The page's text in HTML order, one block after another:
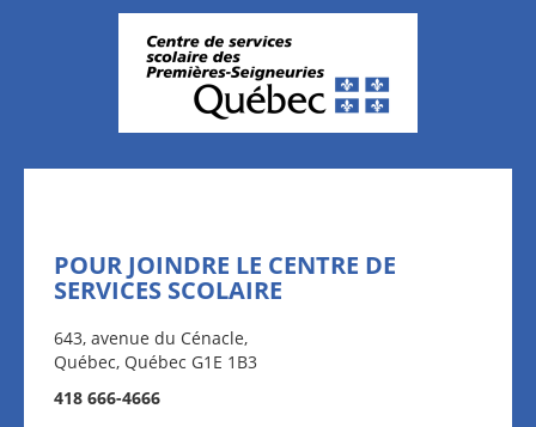
POUR JOINDRE LE CENTRE DE
SERVICES SCOLAIRE
643, avenue du Cénacle,
Québec, Québec G1E 1B3
418 666-4666